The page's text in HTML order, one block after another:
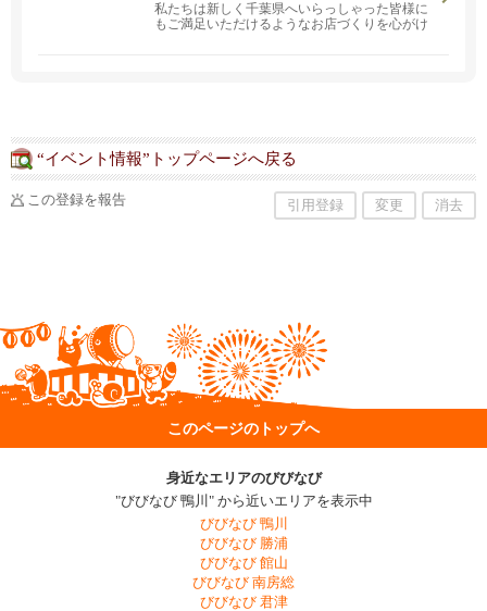
私たちは新しく千葉県へいらっしゃった皆様に
もご満足いただけるようなお店づくりを心がけ
“イベント情報”トップページへ戻る
この登録を報告 引用登録 変更 消去
このページのトップへ
身近なエリアのびびなび
"びびなび 鴨川" から近いエリアを表示中
びびなび 鴨川
びびなび 勝浦
びびなび 館山
びびなび 南房総
びびなび 君津